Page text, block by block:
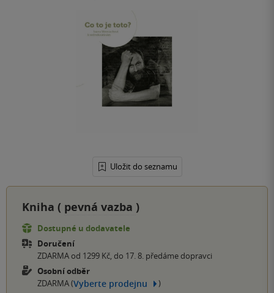
Uložit do seznamu
Kniha ( pevná vazba )
Dostupné u dodavatele
Doručení
ZDARMA od 1299 Kč, do 17. 8. předáme dopravci
Osobní odběr
ZDARMA (Vyberte prodejnu )